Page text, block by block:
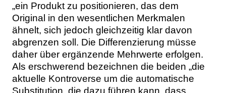
„ein Produkt zu positionieren, das dem
Original in den wesentlichen Merkmalen
ähnelt, sich jedoch gleichzeitig klar davon
abgrenzen soll. Die Differenzierung müsse
daher über ergänzende Mehrwerte erfolgen.
Als erschwerend bezeichnen die beiden „die
aktuelle Kontroverse um die automatische
Substitution, die dazu führen kann, dass